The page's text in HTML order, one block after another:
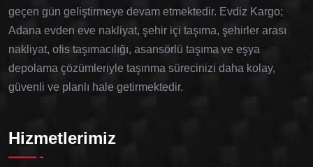
geçen gün geliştirmeye devam etmektedir. Evdiz Kargo;
Adana evden eve nakliyat, şehir içi taşıma, şehirler arası
nakliyat, ofis taşımacılığı, asansörlü taşıma ve eşya
depolama çözümleriyle taşınma sürecinizi daha kolay,
güvenli ve planlı hale getirmektedir.
Hizmetlerimiz